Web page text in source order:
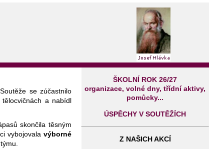
se zúčastnilo
a nabídl
skončila těsným
vybojovalavýborné
ŠKOLNÍ ROK 26/27
organizace, volné dny, třídní aktivy,
pomůcky...
ÚSPĚCHY V SOUTĚŽÍCH
Z NAŠICH AKCÍ